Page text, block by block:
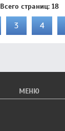
Всего страниц: 18
3 4
МЕНЮ